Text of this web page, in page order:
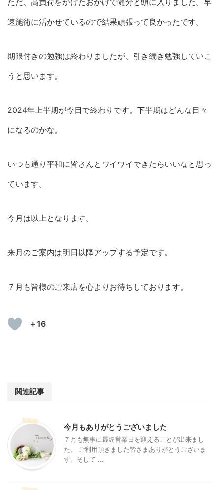
速施術に活かせているので結果頑張って良かったです。
期限付きの勉強は終わりましたが、引き続き勉強していこ
うと思います。
2024年上半期が今日で終わりです。下半期はどんな日々
になるのかな。
いつも通り平和に皆さんとワイワイできたらいいなと思っ
ています。
今月は以上となります。
来月のご案内は明日以降アップする予定です。
７月も皆様のご来店を心よりお待ちしております。
＋16
関連記事
今月もありがとうございました
７月も無事に最終営業日を迎えることが出来まし
た。 ご利用頂きました皆さまありがとうございま
す。そして ...